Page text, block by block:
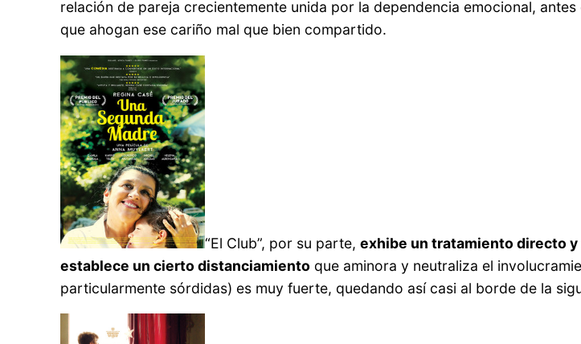
relación de pareja crecientemente unida por la dependencia emocional,
que ahogan ese cariño mal que bien compartido.
“El Club”, por su parte,exhibe un tratamiento directo
establece un cierto distanciamiento que aminora y neutraliza el
particularmente sórdidas) es muy fuerte, quedando así casi al borde de la